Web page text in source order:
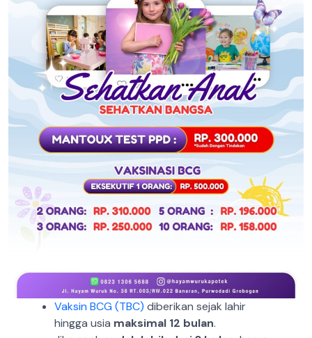
Vaksin BCG (TBC) diberikan sejak lahir
hingga usia maksimal 12 bulan.